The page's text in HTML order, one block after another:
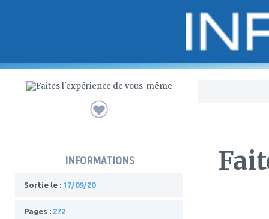
INFORMATIONS
Sortie le : 17/09/20
Pages : 272